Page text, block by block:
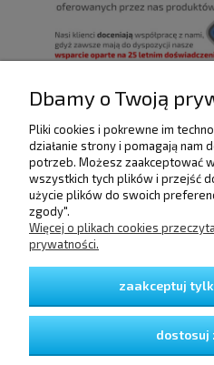
DOSTAWA I
Dbamy o Twoją
Pliki cookies i pokrewne im
działanie strony i pomagają nam
potrzeb. Możesz zaakceptować
wszystkich tych plików i przejść
użycie plików do swoich
zgody".
Więcej o plikach cookies
prywatności.
zaakceptuj
dostosuj